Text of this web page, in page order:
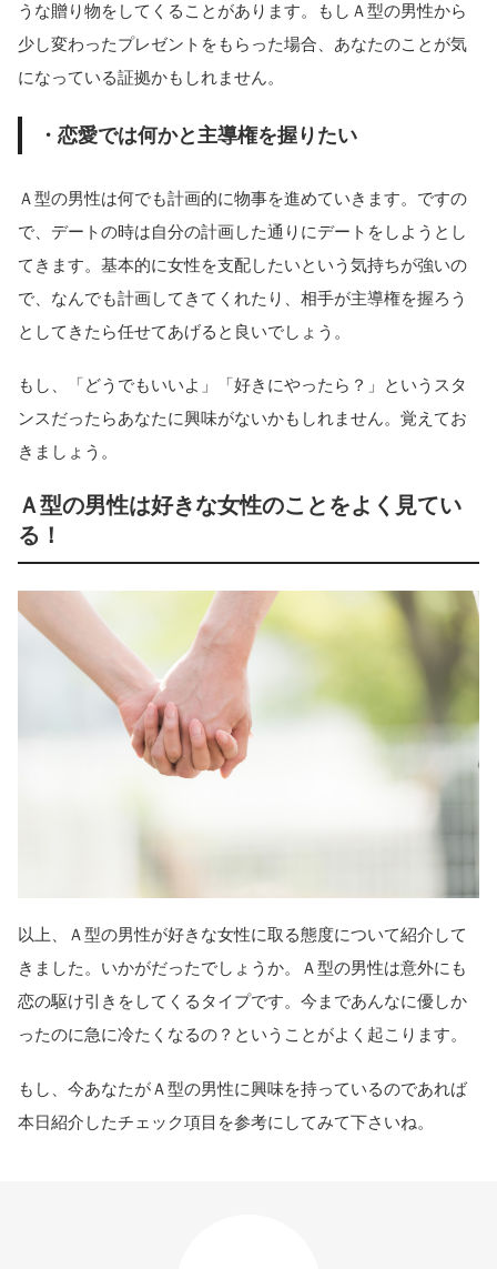
うな贈り物をしてくることがあります。もしＡ型の男性から
少し変わったプレゼントをもらった場合、あなたのことが気
になっている証拠かもしれません。
・恋愛では何かと主導権を握りたい
Ａ型の男性は何でも計画的に物事を進めていきます。ですの
で、デートの時は自分の計画した通りにデートをしようとし
てきます。基本的に女性を支配したいという気持ちが強いの
で、なんでも計画してきてくれたり、相手が主導権を握ろう
としてきたら任せてあげると良いでしょう。
もし、「どうでもいいよ」「好きにやったら？」というスタ
ンスだったらあなたに興味がないかもしれません。覚えてお
きましょう。
Ａ型の男性は好きな女性のことをよく見てい
る！
以上、Ａ型の男性が好きな女性に取る態度について紹介して
きました。いかがだったでしょうか。Ａ型の男性は意外にも
恋の駆け引きをしてくるタイプです。今まであんなに優しか
ったのに急に冷たくなるの？ということがよく起こります。
もし、今あなたがＡ型の男性に興味を持っているのであれば
本日紹介したチェック項目を参考にしてみて下さいね。